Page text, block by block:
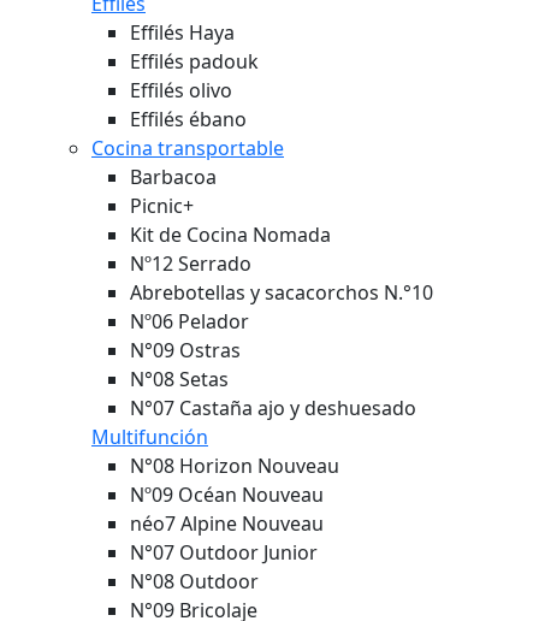
Effilés Haya
Effilés padouk
Effilés olivo
Effilés ébano
Cocina transportable
Barbacoa
Picnic+
Kit de Cocina Nomada
Nº12 Serrado
Abrebotellas y sacacorchos N.°10
Nº06 Pelador
N°09 Ostras
N°08 Setas
N°07 Castaña ajo y deshuesado
Multifunción
N°08 Horizon Nouveau
Nº09 Océan Nouveau
néo7 Alpine Nouveau
N°07 Outdoor Junior
N°08 Outdoor
N°09 Bricolaje